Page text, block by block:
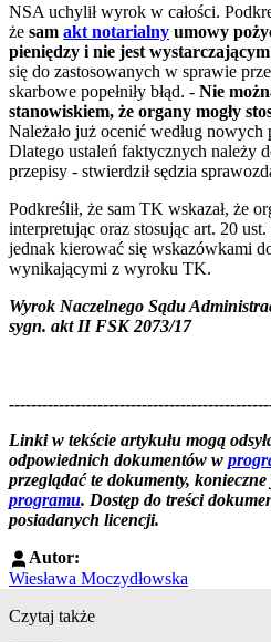
NSA uchylił wyrok w całości.
że sam akt notarialny umowy
pieniędzy i nie jest
się do zastosowanych w sprawie
skarbowe popełniły błąd. - Nie
stanowiskiem, że organy mogły
Należało już ocenić według
Dlatego ustaleń faktycznych należy
przepisy - stwierdził sędzia
Podkreślił, że sam TK wskazał, że
interpretując oraz stosując art. 20
jednak kierować się wskazówkami
wynikającymi z wyroku TK.
Wyrok Naczelnego Sądu
sygn. akt II FSK 2073/17
Linki w tekście artykułu mogą
odpowiednich dokumentów w
przeglądać te dokumenty, konieczne
programu. Dostęp do treści
posiadanych licencji.
Autor:
Wiesława Moczydłowska
Czytaj także